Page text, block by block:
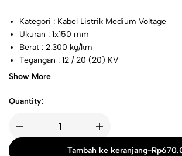
Kategori : Kabel Listrik Medium Voltage
Ukuran : 1x150 mm
Berat : 2.300 kg/km
Tegangan : 12 / 20 (20) KV
Standard : SPLN 43-5/IEC 60502-2
Show More
Quantity:
Tambah ke keranjang-Rp